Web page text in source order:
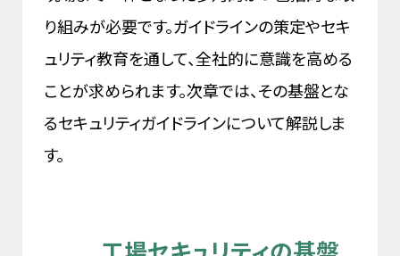
り組みが必要です。ガイドラインの策定やセキ
ュリティ教育を通して、全社的に意識を高める
ことが求められます。次章では、その基盤とな
るセキュリティガイドラインについて解説しま
す。